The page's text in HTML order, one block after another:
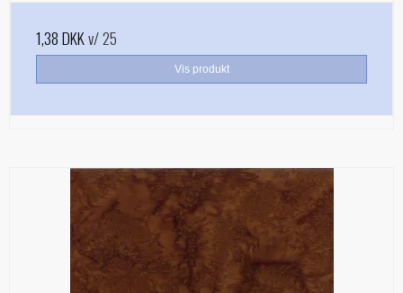
1,38 DKKv/ 25
Vis produkt